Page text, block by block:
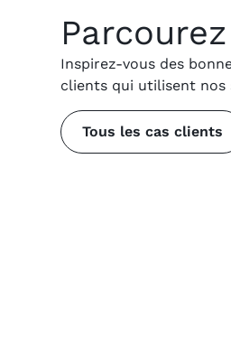
Inspirez-vous des
clients qui utilisent nos
Tous les cas clients